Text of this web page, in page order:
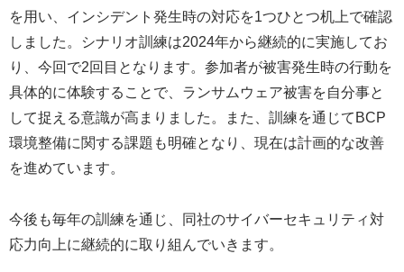
を用い、インシデント発生時の対応を1つひとつ机上で確認
しました。シナリオ訓練は2024年から継続的に実施してお
り、今回で2回目となります。参加者が被害発生時の行動を
具体的に体験することで、ランサムウェア被害を自分事と
して捉える意識が高まりました。また、訓練を通じてBCP
環境整備に関する課題も明確となり、現在は計画的な改善
を進めています。
今後も毎年の訓練を通じ、同社のサイバーセキュリティ対
応力向上に継続的に取り組んでいきます。